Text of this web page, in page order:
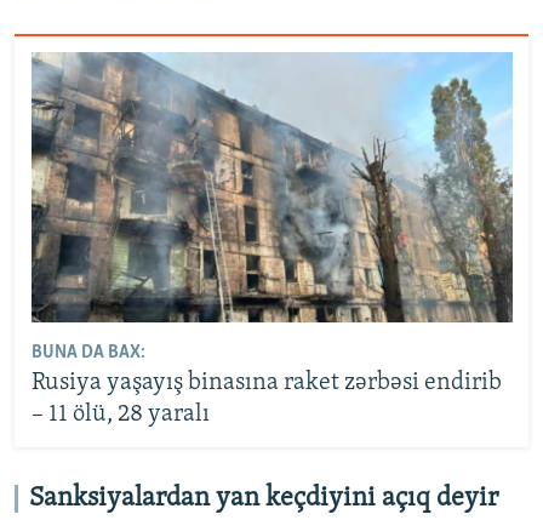
BUNA DA BAX:
Rusiya yaşayış binasına raket zərbəsi endirib
– 11 ölü, 28 yaralı
Sanksiyalardan yan keçdiyini açıq deyir